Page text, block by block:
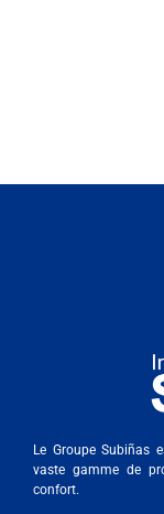
Le Groupe Subiñas
vaste gamme de
confort.